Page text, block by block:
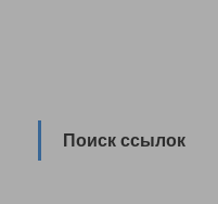
Поиск ссылок